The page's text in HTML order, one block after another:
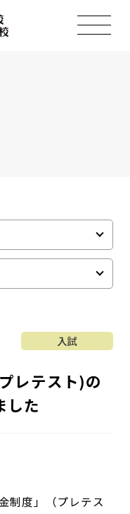
入試
レテスト)の
した
制度」（プレテス